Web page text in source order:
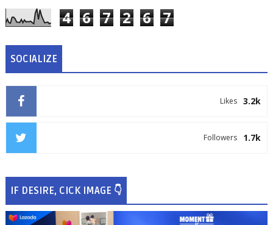
4 6 7 2 6 7
SOCIALIZE
3.2k
Likes
1.7k
Followers
IF DESIRE, CICK IMAGE 👇